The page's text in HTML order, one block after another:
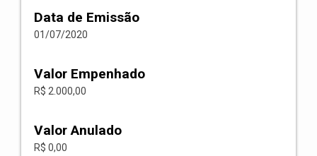
Data de Emissão
01/07/2020
Valor Empenhado
R$ 2.000,00
Valor Anulado
R$ 0,00